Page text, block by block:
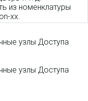
из номенклатуры
xx.